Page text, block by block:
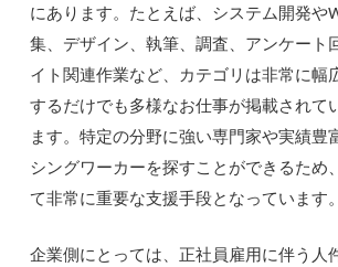
にあります。たとえば、システム開発や
集、デザイン、執筆、調査、アンケート
イト関連作業など、カテゴリは非常に幅
するだけでも多様なお仕事が掲載されて
ます。特定の分野に強い専門家や実績豊
シングワーカーを探すことができるため
て非常に重要な支援手段となっています。
企業側にとっては、正社員雇用に伴う人